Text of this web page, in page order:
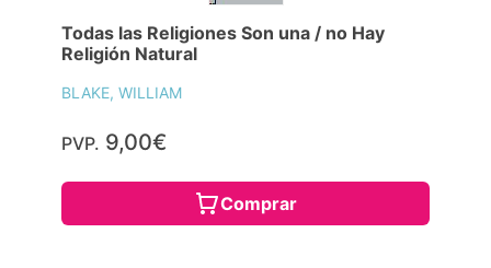
Todas las Religiones Son una / no Hay
Religión Natural
BLAKE, WILLIAM
PVP. 9,00€
Comprar